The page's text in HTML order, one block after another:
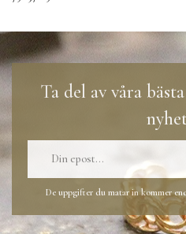
Ta del av våra
De uppgifter du matar in kommer